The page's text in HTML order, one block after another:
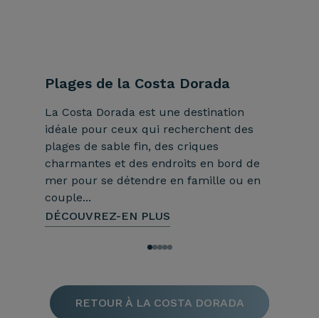
Plages de la Costa Dorada
La Costa Dorada est une destination
idéale pour ceux qui recherchent des
plages de sable fin, des criques
charmantes et des endroits en bord de
mer pour se détendre en famille ou en
couple...
DÉCOUVREZ-EN PLUS
RETOUR À LA COSTA DORADA